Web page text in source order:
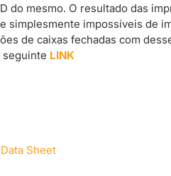
do mesmo. O resultado das
simplesmente impossíveis de
de caixas fechadas com
LINK
Sheet